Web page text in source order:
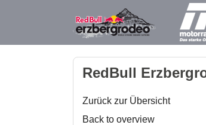
RedBull
Zurück zur Übersicht
Back to overview